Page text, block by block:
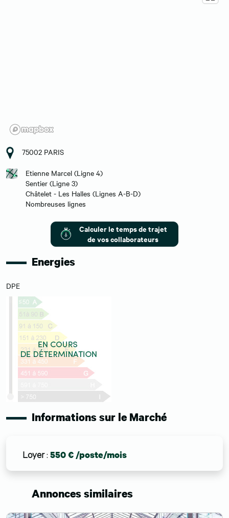
75002 PARIS
Etienne Marcel (Ligne 4)
Sentier (Ligne 3)
Châtelet - Les Halles (Lignes A-B-D)
Nombreuses lignes
Calculer le temps de trajet
de vos collaborateurs
Energies
DPE
Informations sur le Marché
Loyer: 550 € /poste/mois
Annonces similaires